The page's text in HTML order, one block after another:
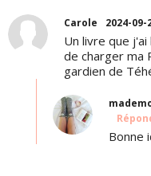
Carole 2024-09-
Un livre que
de charger ma
gardien de
Bonne